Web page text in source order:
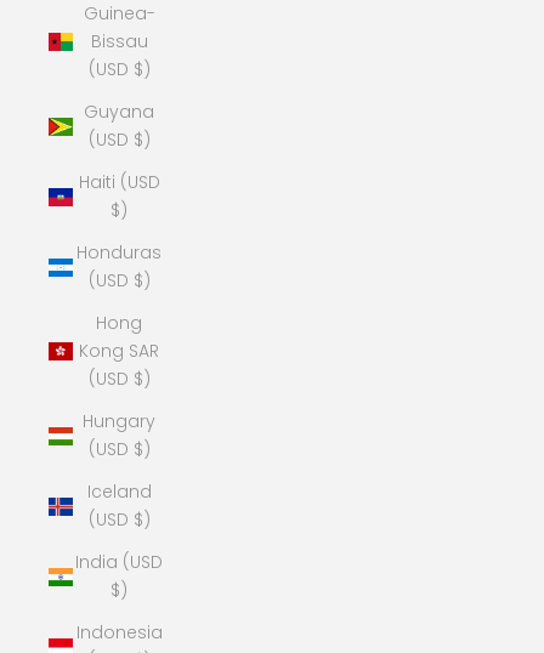
Guinea-
Bissau
(USD $)
Guyana
(USD $)
Haiti (USD
$)
Honduras
(USD $)
Hong
Kong SAR
(USD $)
Hungary
(USD $)
Iceland
(USD $)
India (USD
$)
Indonesia